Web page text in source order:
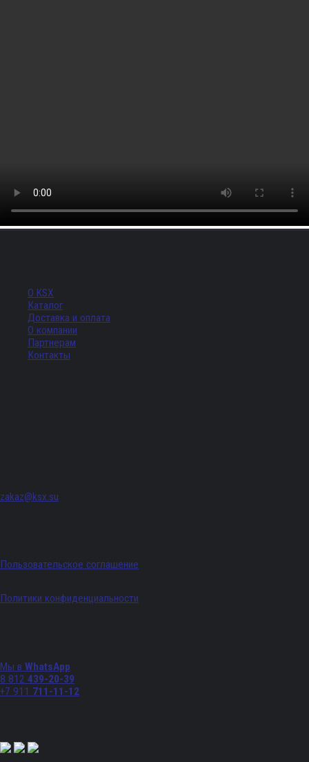
О KSX
Каталог
Доставка и оплата
О компании
Партнерам
Контакты
zakaz@ksx.su
Пользовательское соглашение
Политики конфиденциальности
Мы в WhatsApp
8 812 439-20-39
+7 911 711-11-12